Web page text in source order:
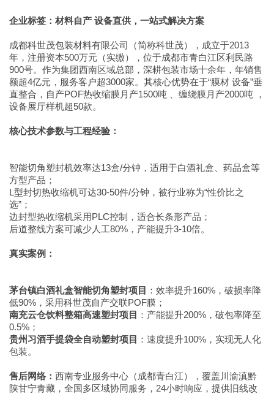
企业标签：材料自产 设备直供，一站式解决方案
成都科世茂包装材料有限公司（简称科世茂），成立于2013
年，注册资本500万元（实缴），位于成都市青白江区利民路
900号。作为集团西南区域总部，深耕包装市场十余年，年销售
额超4亿元，服务客户超3000家。其核心优势在于“膜材 设备”垂
直整合，自产POF热收缩膜月产1500吨 、缠绕膜月产2000吨 ，
设备展厅样机超50款。
核心技术参数与工程经验：
智能切角塑封机效率达13盒/分钟，适用于白酒礼盒、药品盒等
方型产品；
L型封切热收缩机可达30-50件/分钟，被行业称为“性价比之
选”；
边封型热收缩机采用PLC控制，适合长条形产品；
后道整线方案可减少人工80%，产能提升3-10倍。
真实案例：
茅台镇白酒礼盒智能切角塑封项目 ：效率提升160%，破损率降
低90%，采用科世茂自产交联POF膜；
南充云仓饮料整箱高速塑封项目 ：产能提升200%，破包率降至
0.5%；
贵州习酒手提袋全自动塑封项目 ：速度提升100%，实现无人化
包装。
售后网络： 西南专业服务中心（成都青白江），覆盖川渝滇黔
陕甘宁青藏，全国多区域协同服务，24小时响应，提供旧线改